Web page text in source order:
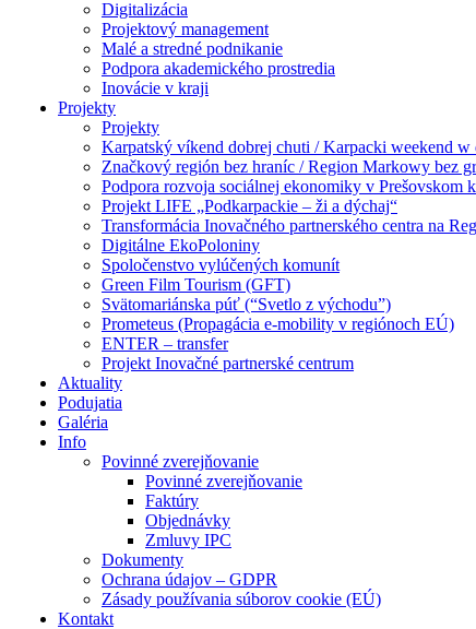
Digitalizácia
Projektový management
Malé a stredné podnikanie
Podpora akademického prostredia
Inovácie v kraji
Projekty
Projekty
Karpatský víkend dobrej chuti / Karpacki weekend w
Značkový región bez hraníc / Region Markowy bez
Podpora rozvoja sociálnej ekonomiky v Prešovskom
Projekt LIFE „Podkarpackie – ži a dýchaj“
Transformácia Inovačného partnerského centra na
Digitálne EkoPoloniny
Spoločenstvo vylúčených komunít
Green Film Tourism (GFT)
Svätomariánska púť (“Svetlo z východu”)
Prometeus (Propagácia e-mobility v regiónoch EÚ)
ENTER – transfer
Projekt Inovačné partnerské centrum
Aktuality
Podujatia
Galéria
Info
Povinné zverejňovanie
Povinné zverejňovanie
Faktúry
Objednávky
Zmluvy IPC
Dokumenty
Ochrana údajov – GDPR
Zásady používania súborov cookie (EÚ)
Kontakt